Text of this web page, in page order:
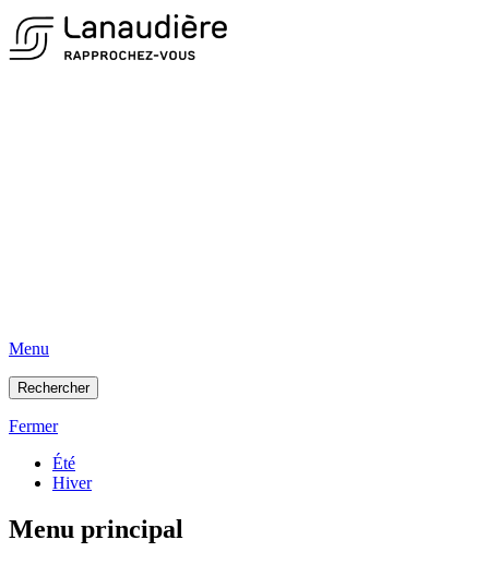
Menu
Rechercher
Fermer
Été
Hiver
Menu principal